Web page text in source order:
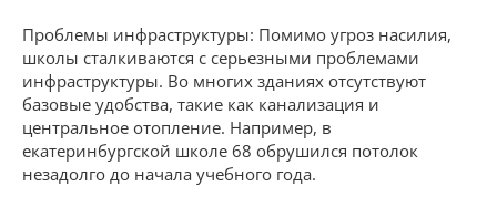
Проблемы инфраструктуры: Помимо угроз насилия,
школы сталкиваются с серьезными проблемами
инфраструктуры. Во многих зданиях отсутствуют
базовые удобства, такие как канализация и
центральное отопление. Например, в
екатеринбургской школе 68 обрушился потолок
незадолго до начала учебного года.